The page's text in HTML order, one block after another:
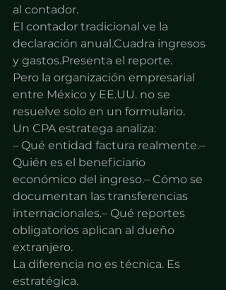
al contador.
El contador tradicional ve la
declaración anual.Cuadra ingresos
y gastos.Presenta el reporte.
Pero la organización empresarial
entre México y EE.UU. no se
resuelve solo en un formulario.
Un CPA estratega analiza:
– Qué entidad factura realmente.–
Quién es el beneficiario
económico del ingreso.– Cómo se
documentan las transferencias
internacionales.– Qué reportes
obligatorios aplican al dueño
extranjero.
La diferencia no es técnica. Es
estratégica.